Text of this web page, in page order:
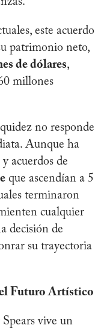
este acuerdo
patrimonio neto,
de dólares,
millones
no responde
Aunque ha
acuerdos de
que ascendían a 5
terminaron
cualquier
decisión de
su trayectoria
Futuro Artístico
vive un